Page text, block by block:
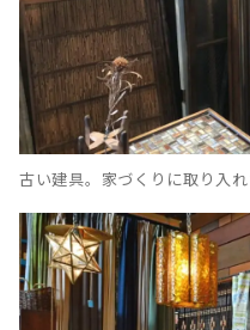
古い建具。家づくりに取り入れ